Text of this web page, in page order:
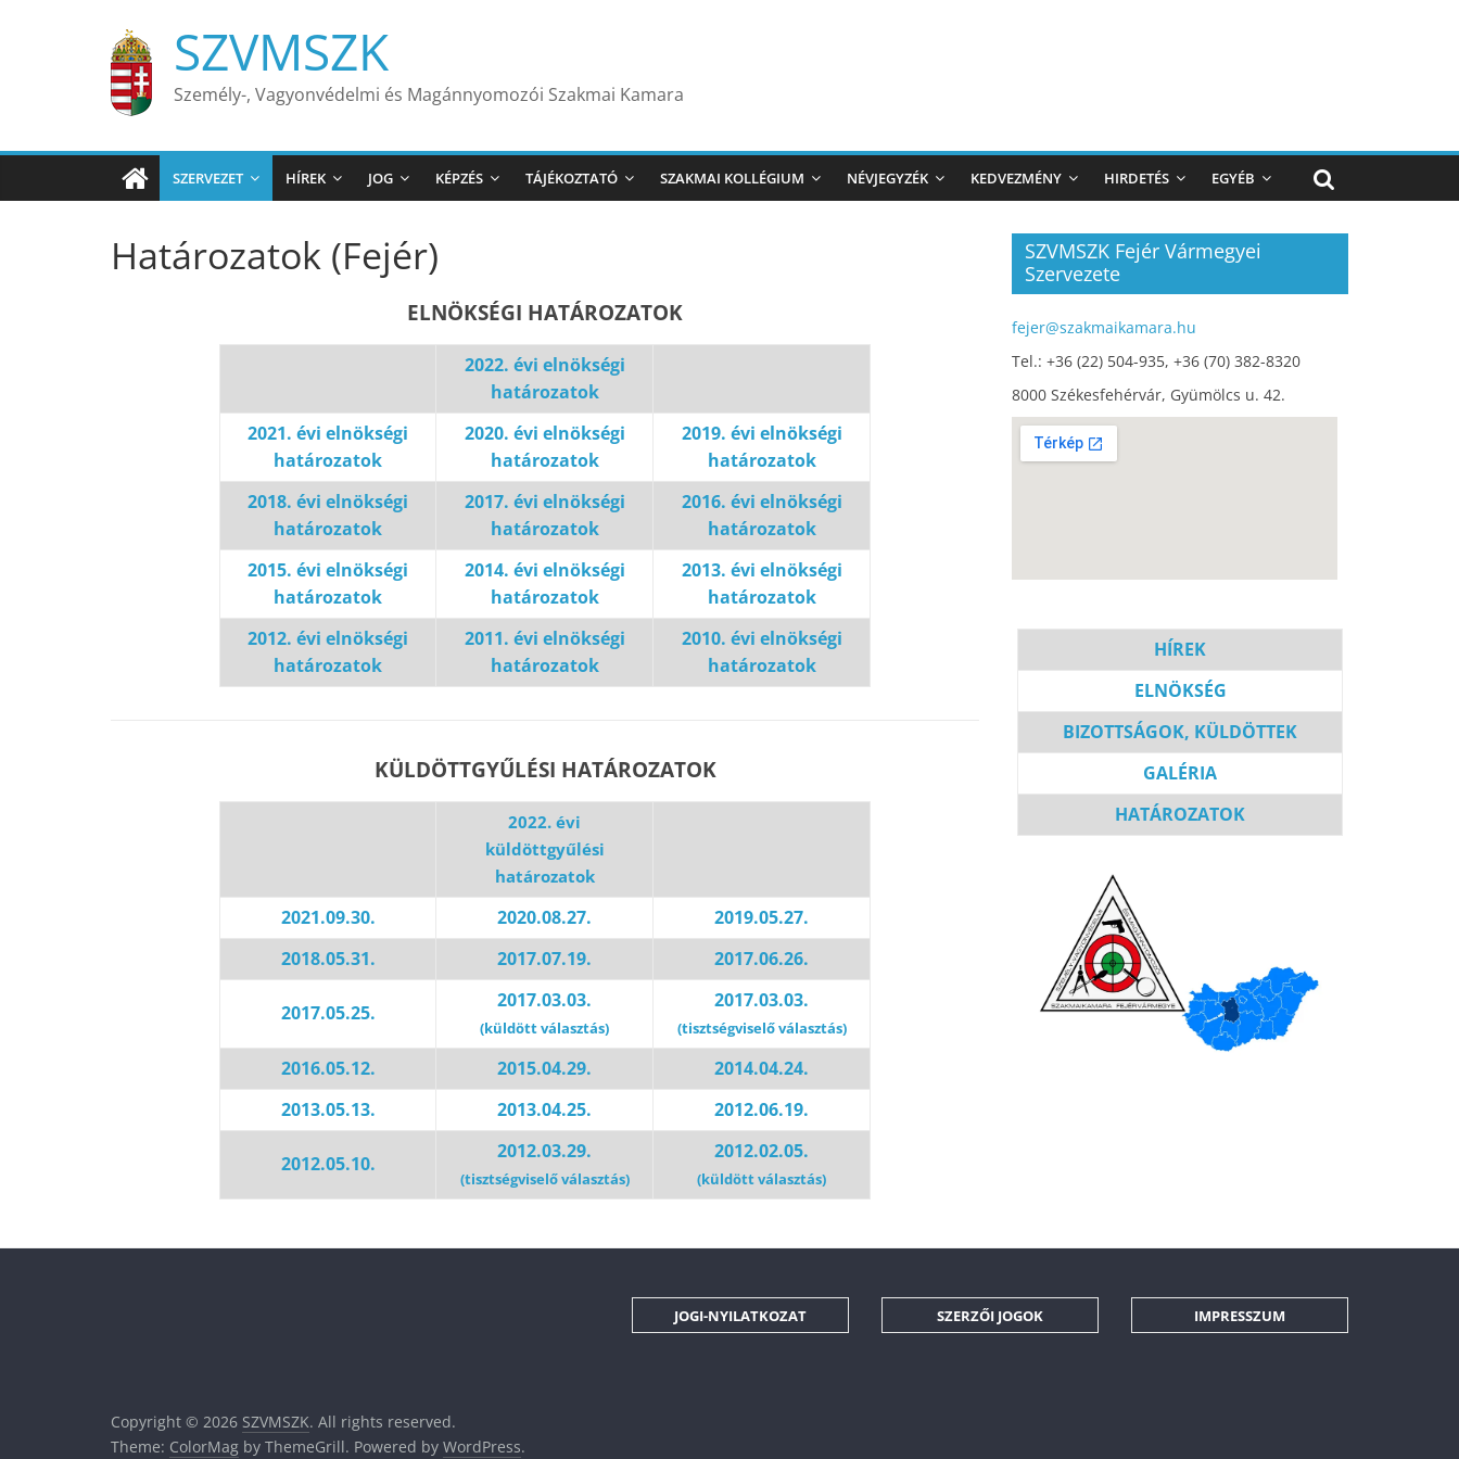
SZVMSZK
Személy-, Vagyonvédelmi és Magánnyomozói Szakmai Kamara
SZERVEZET HÍREK JOG KÉPZÉS TÁJÉKOZTATÓ SZAKMAI KOLLÉGIUM NÉVJEGYZÉK KEDVEZMÉNY HIRDETÉS EGYÉB
Határozatok (Fejér)
ELNÖKSÉGI HATÁROZATOK
2022. évi elnökségi
határozatok
2021. évi elnökségi
határozatok
2020. évi elnökségi
határozatok
2019. évi elnökségi
határozatok
2018. évi elnökségi
határozatok
2017. évi elnökségi
határozatok
2016. évi elnökségi
határozatok
2015. évi elnökségi
határozatok
2014. évi elnökségi
határozatok
2013. évi elnökségi
határozatok
2012. évi elnökségi
határozatok
2011. évi elnökségi
határozatok
2010. évi elnökségi
határozatok
KÜLDÖTTGYŰLÉSI HATÁROZATOK
2022. évi
küldöttgyűlési
határozatok
2021.09.30. 2020.08.27.
2019.05.27.
2018.05.31.
2017.07.19. 2017.06.26.
2017.05.25.
2017.03.03.
(küldött választás)
2017.03.03.
(tisztségviselő választás)
2016.05.12. 2015.04.29.
2014.04.24.
2013.05.13.
2013.04.25. 2012.06.19.
2012.05.10.
2012.03.29.
(tisztségviselő választás)
2012.02.05.
(küldött választás)
SZVMSZK Fejér Vármegyei
Szervezete
fejer@szakmaikamara.hu
Tel.: +36 (22) 504-935, +36 (70) 382-8320
8000 Székesfehérvár, Gyümölcs u. 42.
HÍREK
ELNÖKSÉG
BIZOTTSÁGOK, KÜLDÖTTEK
GALÉRIA
HATÁROZATOK
JOGI-NYILATKOZAT SZERZŐI JOGOK IMPRESSZUM
Copyright © 2026 SZVMSZK. All rights reserved.
Theme: ColorMag by ThemeGrill. Powered by WordPress.